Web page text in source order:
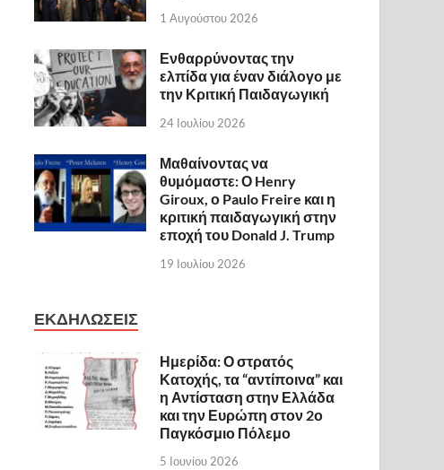
1 Αυγούστου 2026
Ενθαρρύνοντας την
ελπίδα για έναν διάλογο με
την Κριτική Παιδαγωγική
24 Ιουλίου 2026
Μαθαίνοντας να
θυμόμαστε: Ο Henry
Giroux, ο Paulo Freire και η
κριτική παιδαγωγική στην
εποχή του Donald J. Trump
19 Ιουλίου 2026
ΕΚΔΗΛΩΣΕΙΣ
Ημερίδα: Ο στρατός
Κατοχής, τα “αντίποινα” και
η Αντίσταση στην Ελλάδα
και την Ευρώπη στον 2ο
Παγκόσμιο Πόλεμο
5 Ιουνίου 2026